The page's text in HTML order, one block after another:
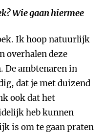
Wie gaan hiermee
Ik hoop natuurlijk
overhalen deze
De ambtenaren in
dat je met duizend
ook dat het
heb kunnen
is om te gaan praten